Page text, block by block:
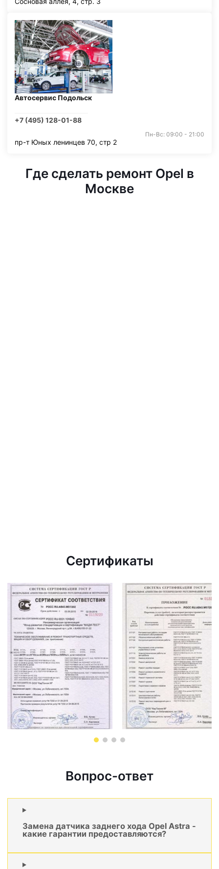
Автосервис Подольск
+7 (495) 128-01-88
Пн-Вс: 09:00 - 21:00
пр-т Юных ленинцев 70, стр 2
Где сделать ремонт Opel в
Москве
Сертификаты
Вопрос-ответ
Замена датчика заднего хода Opel Astra -
какие гарантии предоставляются?